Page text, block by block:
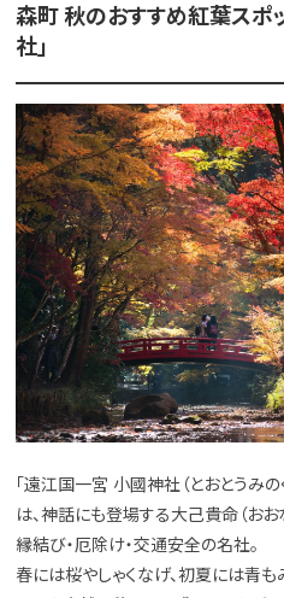
森町 秋のおすすめ紅葉スポ
社」
「遠江国一宮 小國神社（とおとうみの
は、神話にも登場する大己貴命（おお
縁結び・厄除け・交通安全の名社。
春には桜やしゃくなげ、初夏には青